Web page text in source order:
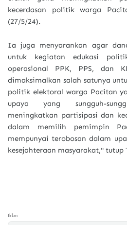
kecerdasan politik warga
(27/5/24).
Ia juga menyarankan agar
untuk kegiatan edukasi
operasional PPK, PPS, dan
dimaksimalkan salah satunya
politik elektoral warga Pacitan
upaya yang sungguh-
meningkatkan partisipasi dan
dalam memilih pemimpin
mempunyai terobosan dalam
kesejahteraan masyarakat," tutup
Iklan